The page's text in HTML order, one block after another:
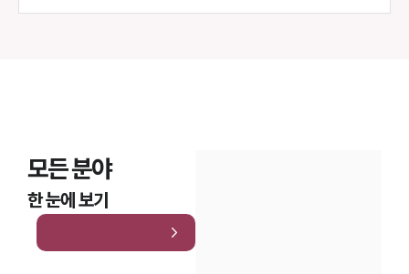
모든 분야
한 눈에 보기